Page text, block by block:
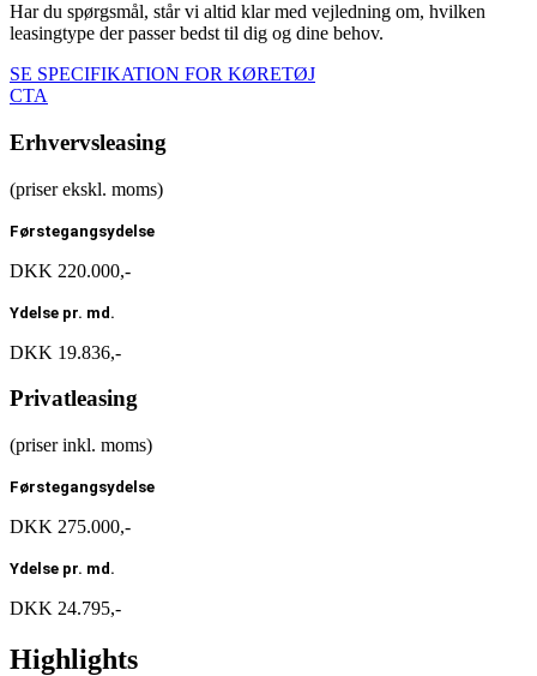
Hardu spørgsmål, stårvi altid klarmed vejledning om, hvilken
leasingtype derpasserbedst til dig og dine behov.
SE SPECIFIKATION FOR KØRETØJ
CTA
Erhvervsleasing
(priser ekskl. moms)
Førstegangsydelse
DKK 220.000,-
Ydelse pr. md.
DKK 19.836,-
Privatleasing
(priser inkl. moms)
Førstegangsydelse
DKK 275.000,-
Ydelse pr. md.
DKK 24.795,-
Highlights